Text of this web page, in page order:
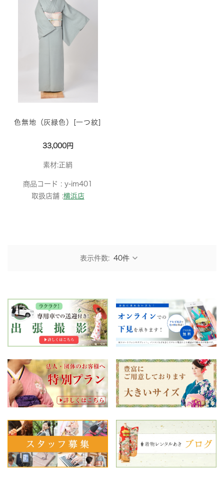
色無地（灰緑色）[一つ紋]
33,000円
素材:正絹
商品コード : y-im401
取扱店舗 :横浜店
表示件数: